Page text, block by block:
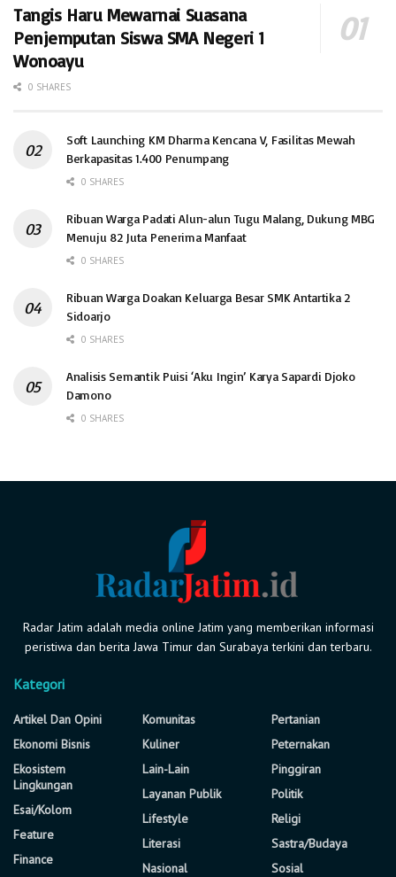
Tangis Haru Mewarnai Suasana
Penjemputan Siswa SMA Negeri 1
Wonoayu
0 SHARES
Soft Launching KM Dharma Kencana V, Fasilitas Mewah
Berkapasitas 1.400 Penumpang
0 SHARES
Ribuan Warga Padati Alun-alun Tugu Malang, Dukung MBG
Menuju 82 Juta Penerima Manfaat
0 SHARES
Ribuan Warga Doakan Keluarga Besar SMK Antartika 2
Sidoarjo
0 SHARES
Analisis Semantik Puisi ‘Aku Ingin’ Karya Sapardi Djoko
Damono
0 SHARES
Radar Jatim adalah media online Jatim yang memberikan informasi
peristiwa dan berita Jawa Timur dan Surabaya terkini dan terbaru.
Kategori
Artikel Dan Opini
Ekonomi Bisnis
Ekosistem
Lingkungan
Esai/Kolom
Feature
Finance
Komunitas
Kuliner
Lain-Lain
Layanan Publik
Lifestyle
Literasi
Nasional
Pertanian
Peternakan
Pinggiran
Politik
Religi
Sastra/Budaya
Sosial